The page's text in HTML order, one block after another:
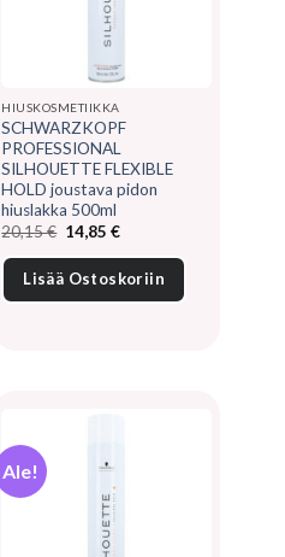
HIUSKOSMETIIKKA
SCHWARZKOPF
PROFESSIONAL
SILHOUETTE FLEXIBLE
HOLD joustava pidon
hiuslakka 500ml
20,15€ Alkuperäinen
hinta
oli:
20,15 €.
14,85€Nykyinen
on:
14,85 €.
Lisää Ostoskoriin
Ale!